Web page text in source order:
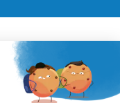
Gaoni
(RM)
09281581000 |